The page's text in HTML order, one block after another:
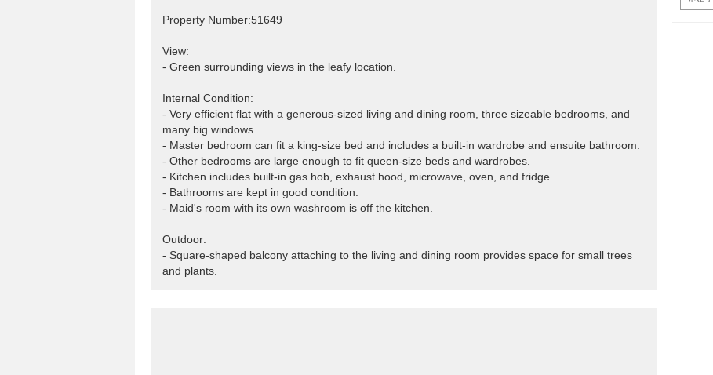
Property Number:51649
View:
- Green surrounding views in the leafy location.
Internal Condition:
- Very efficient flat with a generous-sized living and dining room, three sizeable bedrooms, and
many big windows.
- Master bedroom can fit a king-size bed and includes a built-in wardrobe and ensuite bathroom.
- Other bedrooms are large enough to fit queen-size beds and wardrobes.
- Kitchen includes built-in gas hob, exhaust hood, microwave, oven, and fridge.
- Bathrooms are kept in good condition.
- Maid's room with its own washroom is off the kitchen.
Outdoor:
- Square-shaped balcony attaching to the living and dining room provides space for small trees
and plants.